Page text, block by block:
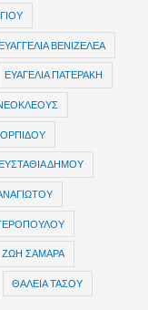
ΕΥΑΓΓΕΛΙΑ ΒΕΝΙΖΕΛΕΑ
ΕΥΑΓΕΛΙΑ ΠΑΤΕΡΑΚΗ
ΕΥΣΤΑΘΙΑ ΔΗΜΟΥ
ΖΩΗ ΣΑΜΑΡΑ
ΘΑΛΕΙΑ ΤΑΣΟΥ